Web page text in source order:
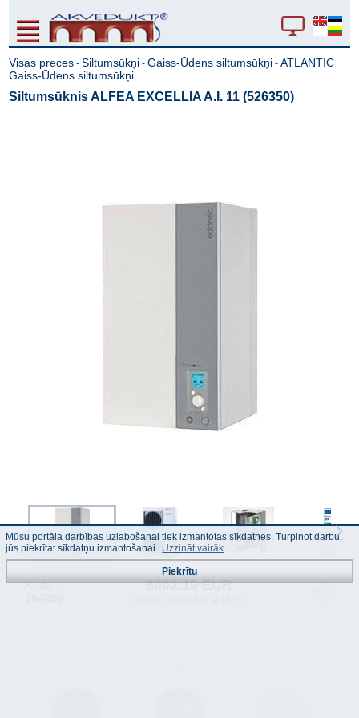
Visas preces -Siltumsūkņi -Gaiss-Ūdens siltumsūkņi -ATLANTIC
Gaiss-Ūdens siltumsūkņi
Siltumsūknis ALFEA EXCELLIA A.I. 11 (526350)
Kods :
6002.19 EUR
Mūsu portāla darbības uzlabošanai tiek izmantotas sīkdatnes. Turpinot darbu,
jūs piekrītat sīkdatņu izmantošanai. Uzzināt vairāk
Piekrītu